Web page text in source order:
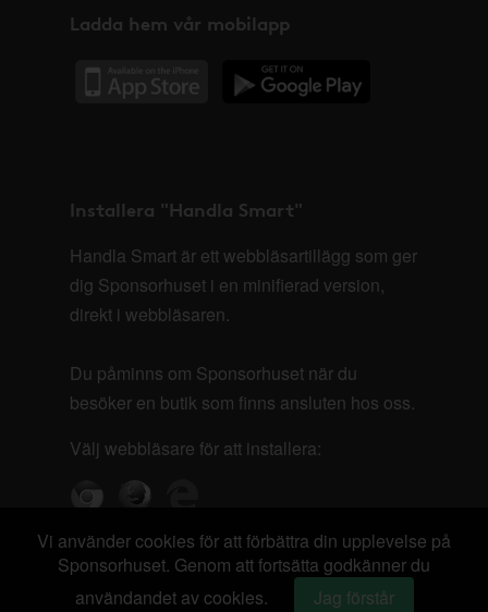
Ladda hem vår mobilapp
Installera "Handla Smart"
Handla Smart är ett webbläsartillägg som ger
dig Sponsorhuset i en minifierad version,
direkt i webbläsaren.
Du påminns om Sponsorhuset när du
besöker en butik som finns ansluten hos oss.
Välj webbläsare för att installera:
Vi använder cookies för att förbättra din upplevelse på
Sponsorhuset. Genom att fortsätta godkänner du
användandet av cookies.
Jag förstår